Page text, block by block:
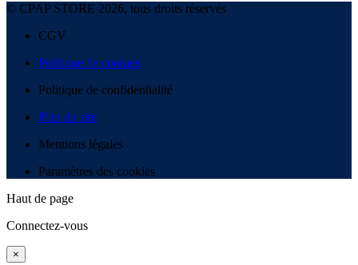
© CPAP STORE 2026, tous droits réservés
CGV
Politique de cookies
Politique de confidentialité
Plan du site
Mentions légales
Paramètres des cookies
Haut de page
Connectez-vous
×